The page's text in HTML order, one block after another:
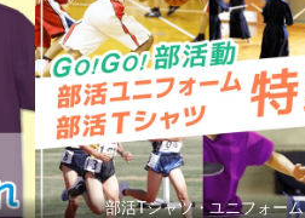
部活Tシャツ・ユニフォーム